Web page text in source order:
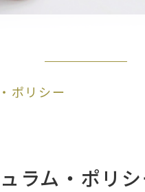
ポリシー
ラム・ポリ